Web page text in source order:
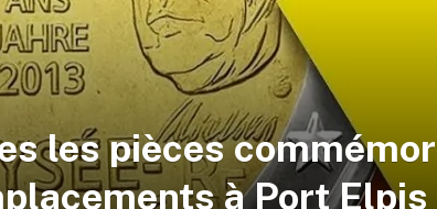
les pièces
à Port Elpis